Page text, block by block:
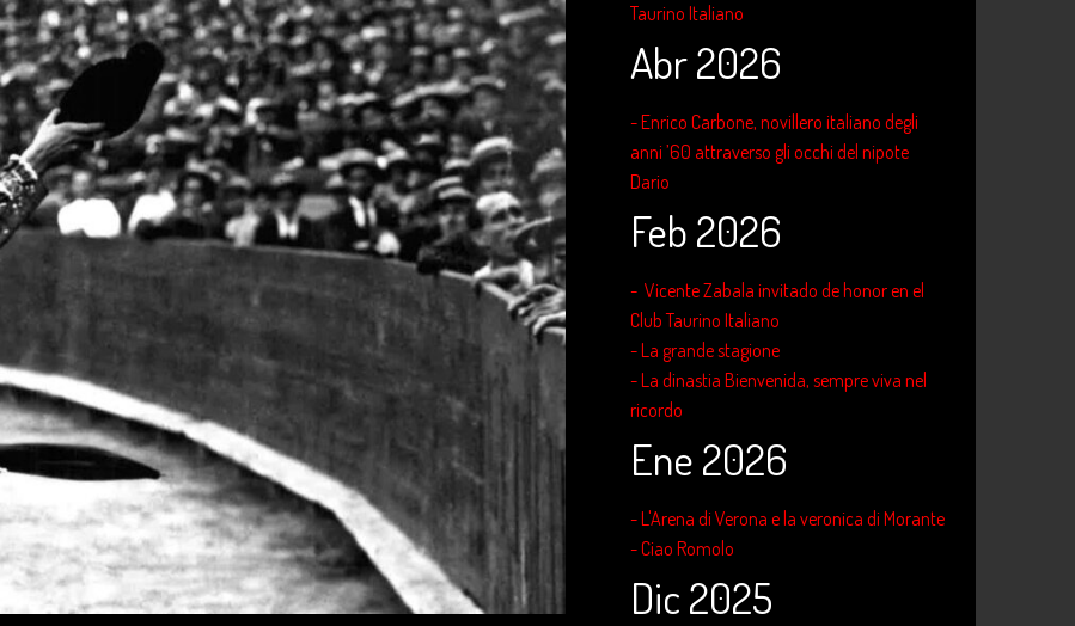
Taurino Italiano
Abr 2026
- Enrico Carbone, novillero italiano degli
anni ’60 attraverso gli occhi del nipote
Dario
Feb 2026
- Vicente Zabala invitado de honor en el
Club Taurino Italiano
- La grande stagione
- La dinastia Bienvenida, sempre viva nel
ricordo
Ene 2026
- L'Arena di Verona e la veronica di Morante
- Ciao Romolo
Dic 2025